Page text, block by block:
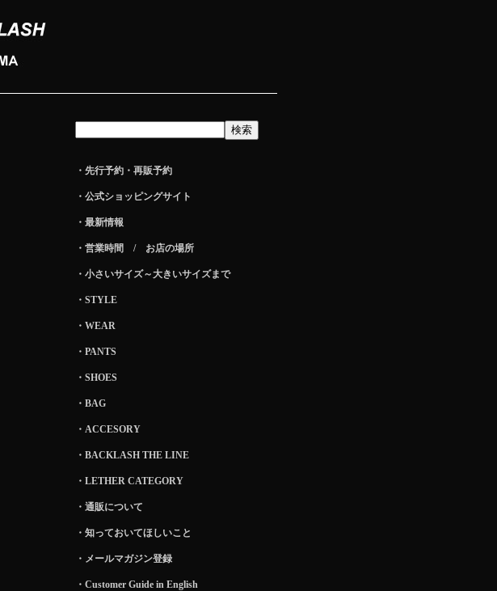
・先行予約・再販予約
・公式ショッピングサイト
・最新情報
・営業時間 / お店の場所
・小さいサイズ～大きいサイズまで
・STYLE
・WEAR
・PANTS
・SHOES
・BAG
・ACCESORY
・BACKLASH THE LINE
・LETHER CATEGORY
・通販について
・知っておいてほしいこと
・メールマガジン登録
・Customer Guide in English